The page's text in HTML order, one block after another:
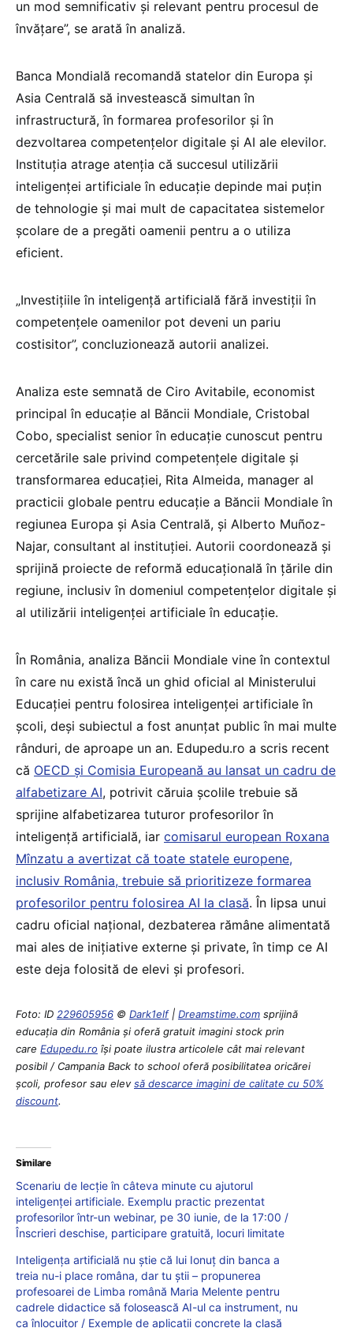
un mod semnificativ și relevant pentru procesul de
învățare”, se arată în analiză.
Banca Mondială recomandă statelor din Europa și
Asia Centrală să investească simultan în
infrastructură, în formarea profesorilor și în
dezvoltarea competențelor digitale și AI ale elevilor.
Instituția atrage atenția că succesul utilizării
inteligenței artificiale în educație depinde mai puțin
de tehnologie și mai mult de capacitatea sistemelor
școlare de a pregăti oamenii pentru a o utiliza
eficient.
„Investițiile în inteligență artificială fără investiții în
competențele oamenilor pot deveni un pariu
costisitor”, concluzionează autorii analizei.
Analiza este semnată de Ciro Avitabile, economist
principal în educație al Băncii Mondiale, Cristobal
Cobo, specialist senior în educație cunoscut pentru
cercetările sale privind competențele digitale și
transformarea educației, Rita Almeida, manager al
practicii globale pentru educație a Băncii Mondiale în
regiunea Europa și Asia Centrală, și Alberto Muñoz-
Najar, consultant al instituției. Autorii coordonează și
sprijină proiecte de reformă educațională în țările din
regiune, inclusiv în domeniul competențelor digitale și
al utilizării inteligenței artificiale în educație.
În România, analiza Băncii Mondiale vine în contextul
în care nu există încă un ghid oficial al Ministerului
Educației pentru folosirea inteligenței artificiale în
școli, deși subiectul a fost anunțat public în mai multe
rânduri, de aproape un an. Edupedu.ro a scris recent
că OECD și Comisia Europeană au lansat un cadru de
alfabetizare AI, potrivit căruia școlile trebuie să
sprijine alfabetizarea tuturor profesorilor în
inteligență artificială, iar comisarul european Roxana
Mînzatu a avertizat că toate statele europene,
inclusiv România, trebuie să prioritizeze formarea
profesorilor pentru folosirea AI la clasă. În lipsa unui
cadru oficial național, dezbaterea rămâne alimentată
mai ales de inițiative externe și private, în timp ce AI
este deja folosită de elevi și profesori.
Foto: ID 229605956 © Dark1elf| Dreamstime.com sprijină
educaţia din România şi oferă gratuit imagini stock prin
care Edupedu.ro îşi poate ilustra articolele cât mai relevant
posibil / Campania Back to school oferă posibilitatea oricărei
școli, profesor sau elevsă descarce imagini de calitate cu 50%
discount.
Similare
Scenariu de lecție în câteva minute cu ajutorul
inteligenței artificiale. Exemplu practic prezentat
profesorilor într-un webinar, pe 30 iunie, de la 17:00 /
Înscrieri deschise, participare gratuită, locuri limitate
Inteligența artificială nu știe că lui Ionuț din banca a
treia nu-i place româna, dar tu știi – propunerea
profesoarei de Limba română Maria Melente pentru
cadrele didactice să folosească AI-ul ca instrument, nu
ca înlocuitor / Exemple de aplicații concrete la clasă